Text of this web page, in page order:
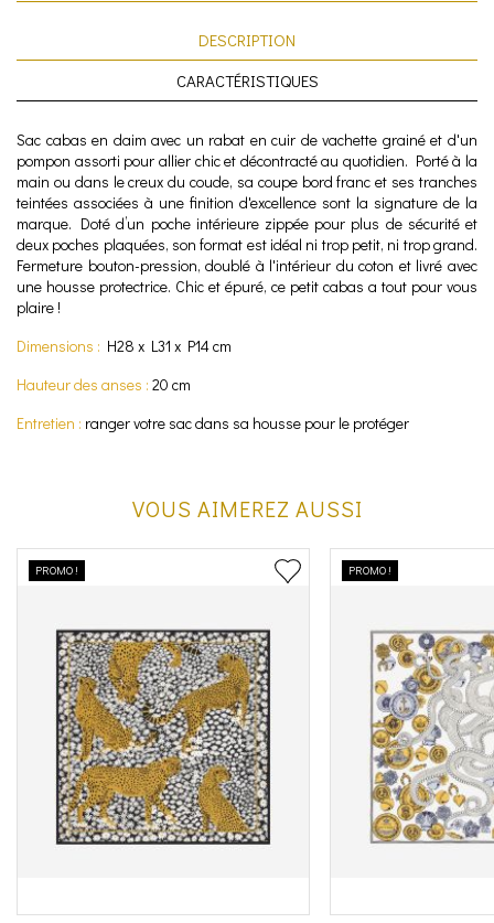
DESCRIPTION
CARACTÉRISTIQUES
Sac cabas en daim avec un rabat en cuir de vachette grainé et d'un
pompon assorti pour allier chic et décontracté au quotidien. Porté à la
main ou dans le creux du coude, sa coupe bord franc et ses tranches
teintées associées à une finition d'excellence sont la signature de la
marque. Doté d’un poche intérieure zippée pour plus de sécurité et
deux poches plaquées, son format est idéal ni trop petit, ni trop grand.
Fermeture bouton-pression, doublé à l'intérieur du coton et livré avec
une housse protectrice. Chic et épuré, ce petit cabas a tout pour vous
plaire !
Dimensions : H28 x L31 x P14 cm
Hauteur des anses : 20 cm
Entretien : ranger votre sac dans sa housse pour le protéger
VOUS AIMEREZ AUSSI
PROMO ! PROMO !